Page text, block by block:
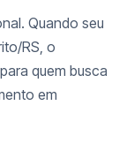
Quando seu
RS, o
quem busca
em